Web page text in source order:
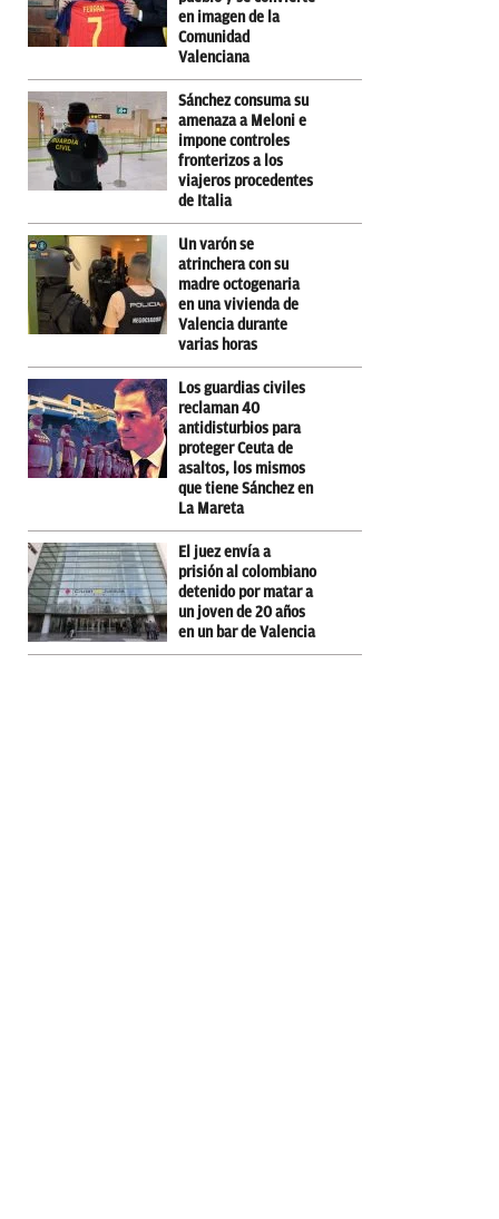
en imagen de la
Comunidad
Valenciana
Sánchez consuma su
amenaza a Meloni e
impone controles
fronterizos a los
viajeros procedentes
de Italia
Un varón se
atrinchera con su
madre octogenaria
en una vivienda de
Valencia durante
varias horas
Los guardias civiles
reclaman 40
antidisturbios para
proteger Ceuta de
asaltos, los mismos
que tiene Sánchez en
La Mareta
El juez envía a
prisión al colombiano
detenido por matar a
un joven de 20 años
en un bar de Valencia